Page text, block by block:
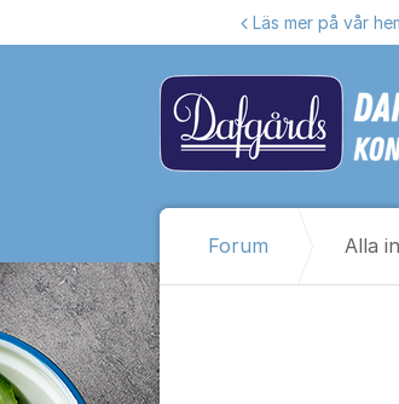
Läs mer på vår
Forum Alla